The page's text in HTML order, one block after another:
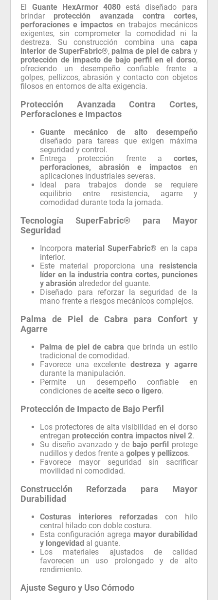
El Guante HexArmor 4080 está diseñado para
brindar protección avanzada contra cortes,
perforaciones e impactos en trabajos mecánicos
exigentes, sin comprometer la comodidad ni la
destreza. Su construcción combina una capa
interior de SuperFabric®, palma de piel de cabra y
protección de impacto de bajo perfil en el dorso,
ofreciendo un desempeño confiable frente a
golpes, pellizcos, abrasión y contacto con objetos
filosos en entornos de alta exigencia.
Protección Avanzada Contra Cortes,
Perforaciones e Impactos
Guante mecánico de alto desempeño
diseñado para tareas que exigen máxima
seguridad y control.
Entrega protección frente a cortes,
perforaciones, abrasión e impactosen
aplicaciones industriales severas.
Ideal para trabajos donde se requiere
equilibrio entre resistencia, agarre y
comodidad durante toda la jornada.
Tecnología SuperFabric® para Mayor
Seguridad
Incorpora material SuperFabric® en la capa
interior.
Este material proporciona una resistencia
líder en la industria contra cortes, punciones
y abrasión alrededor del guante.
Diseñado para reforzar la seguridad de la
mano frente a riesgos mecánicos complejos.
Palma de Piel de Cabra para Confort y
Agarre
Palma de piel de cabra que brinda un estilo
tradicional de comodidad.
Favorece una excelente destreza y agarre
durante la manipulación.
Permite un desempeño confiable en
condiciones deaceite seco o ligero.
Protección de Impacto de Bajo Perfil
Los protectores de alta visibilidad en el dorso
entregan protección contra impactos nivel 2.
Su diseño avanzado y de bajo perfilprotege
nudillos y dedos frente agolpes y pellizcos.
Favorece mayor seguridad sin sacrificar
movilidad ni comodidad.
Construcción Reforzada para Mayor
Durabilidad
Costuras interiores reforzadas con hilo
central hilado con doble costura.
Esta configuración agrega mayor durabilidad
y longevidad al guante.
Los materiales ajustados de calidad
favorecen un uso prolongado y de alto
rendimiento.
Ajuste Seguro y Uso Cómodo